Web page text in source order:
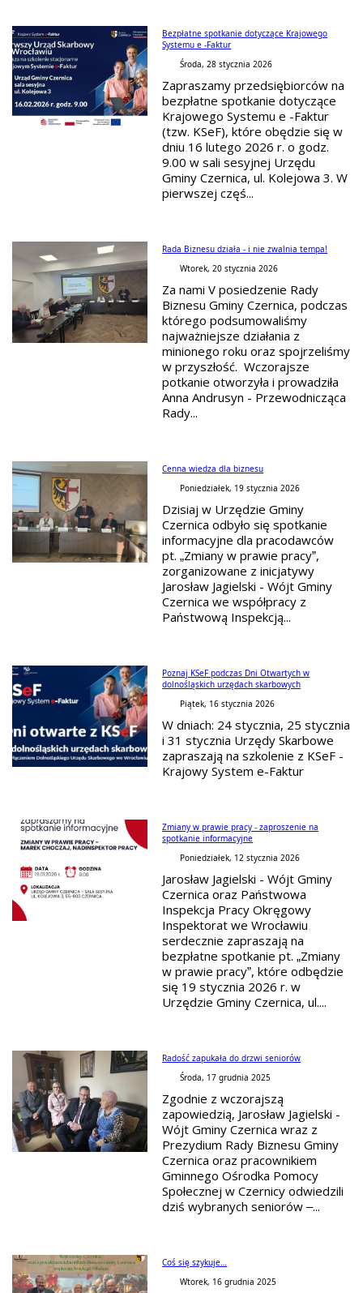
Bezpłatne spotkanie dotyczące Krajowego
Systemu e -Faktur
Środa, 28 stycznia 2026
Zapraszamy przedsiębiorców na
bezpłatne spotkanie dotyczące
Krajowego Systemu e -Faktur
(tzw. KSeF), które obędzie się w
dniu 16 lutego 2026 r. o godz.
9.00 w sali sesyjnej Urzędu
Gminy Czernica, ul. Kolejowa 3. W
pierwszej częś...
Rada Biznesu działa - i nie zwalnia tempa!
Wtorek, 20 stycznia 2026
Za nami V posiedzenie Rady
Biznesu Gminy Czernica, podczas
którego podsumowaliśmy
najważniejsze działania z
minionego roku oraz spojrzeliśmy
w przyszłość. Wczorajsze
potkanie otworzyła i prowadziła
Anna Andrusyn - Przewodnicząca
Rady...
Cenna wiedza dla biznesu
Poniedziałek, 19 stycznia 2026
Dzisiaj w Urzędzie Gminy
Czernica odbyło się spotkanie
informacyjne dla pracodawców
pt. „Zmiany w prawie pracy”,
zorganizowane z inicjatywy
Jarosław Jagielski - Wójt Gminy
Czernica we współpracy z
Państwową Inspekcją...
Poznaj KSeF podczas Dni Otwartych w
dolnośląskich urzędach skarbowych
Piątek, 16 stycznia 2026
W dniach: 24 stycznia, 25 stycznia
i 31 stycznia Urzędy Skarbowe
zapraszają na szkolenie z KSeF -
Krajowy System e-Faktur
Zmiany w prawie pracy - zaproszenie na
spotkanie informacyjne
Poniedziałek, 12 stycznia 2026
Jarosław Jagielski - Wójt Gminy
Czernica oraz Państwowa
Inspekcja Pracy Okręgowy
Inspektorat we Wrocławiu
serdecznie zapraszają na
bezpłatne spotkanie pt. „Zmiany
w prawie pracy”, które odbędzie
się 19 stycznia 2026 r. w
Urzędzie Gminy Czernica, ul....
Radość zapukała do drzwi seniorów
Środa, 17 grudnia 2025
Zgodnie z wczorajszą
zapowiedzią, Jarosław Jagielski -
Wójt Gminy Czernica wraz z
Prezydium Rady Biznesu Gminy
Czernica oraz pracownikiem
Gminnego Ośrodka Pomocy
Społecznej w Czernicy odwiedzili
dziś wybranych seniorów –...
Coś się szykuje…
Wtorek, 16 grudnia 2025